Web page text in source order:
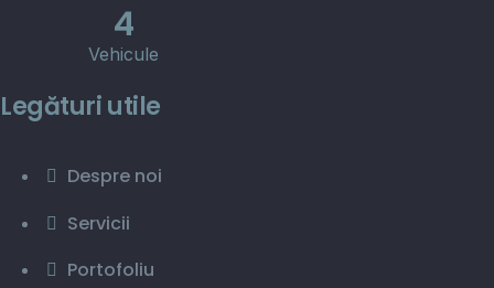
4
Vehicule
Legături utile
Despre noi
Servicii
Portofoliu